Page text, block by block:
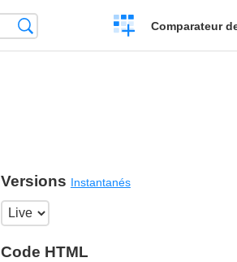
Créer
un
Comparateur
Versions Instantanés
Code HTML